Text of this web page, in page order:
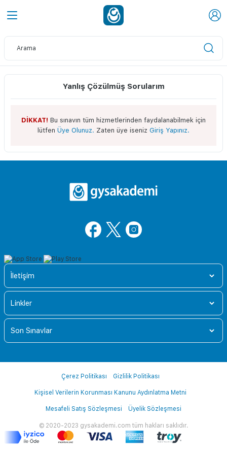
Yanlış Çözülmüş Sorularım
DİKKAT! Bu sınavın tüm hizmetlerinden faydalanabilmek için
lütfen Üye Olunuz. Zaten üye iseniz Giriş Yapınız.
İletişim
Linkler
Son Sınavlar
© 2020-2023 gysakademi.com tüm hakları saklıdır.
Çerez Politikası Gizlilik Politikası
Kişisel Verilerin Korunması Kanunu Aydınlatma Metni
Mesafeli Satış Sözleşmesi Üyelik Sözleşmesi